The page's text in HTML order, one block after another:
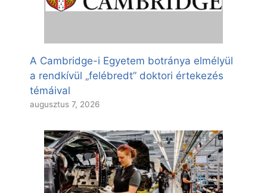
A Cambridge-i Egyetem botránya elmélyül
a rendkívül „felébredt” doktori értekezés
témáival
augusztus 7, 2026